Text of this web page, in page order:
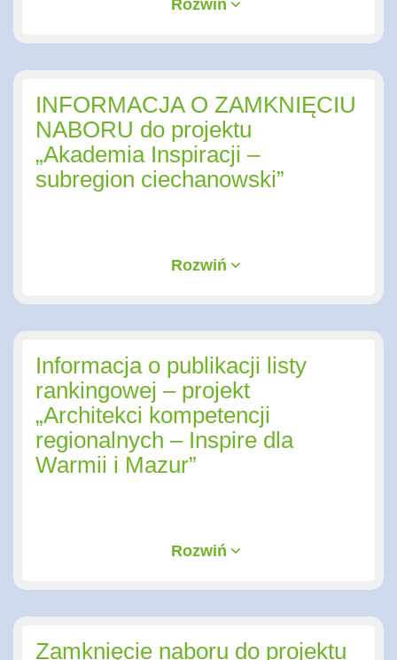
Rozwiń
INFORMACJA O ZAMKNIĘCIU
NABORU do projektu
„Akademia Inspiracji –
subregion ciechanowski”
Rozwiń
Informacja o publikacji listy
rankingowej – projekt
„Architekci kompetencji
regionalnych – Inspire dla
Warmii i Mazur”
Rozwiń
Zamknięcie naboru do projektu